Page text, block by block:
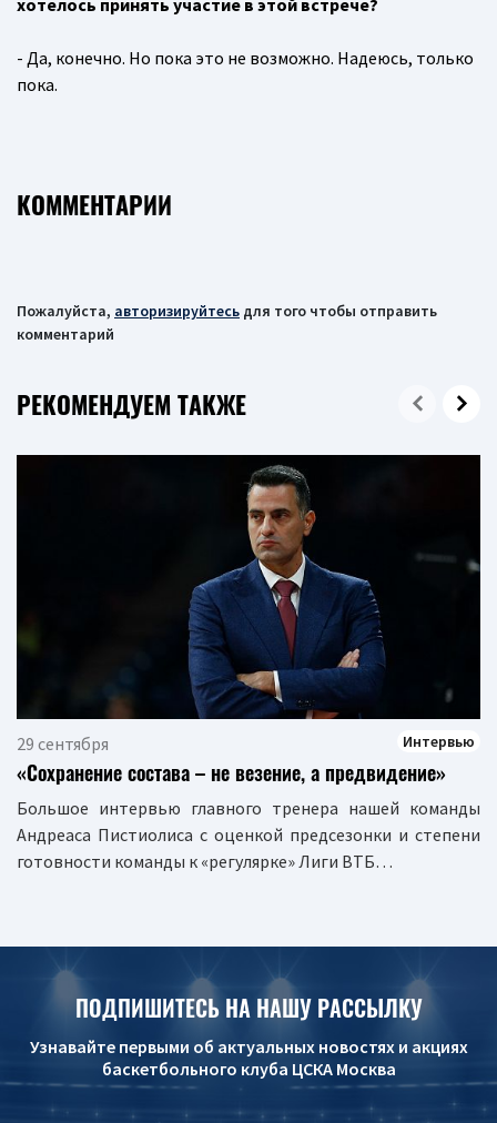
хотелось принять участие в этой встрече?
- Да, конечно. Но пока это не возможно. Надеюсь, только
пока.
КОММЕНТАРИИ
Пожалуйста, авторизируйтесь для того чтобы отправить
комментарий
РЕКОМЕНДУЕМ ТАКЖЕ
29 сентября Интервью
«Сохранение состава – не везение, а предвидение»
Большое интервью главного тренера нашей команды
Андреаса Пистиолиса с оценкой предсезонки и степени
готовности команды к «регулярке» Лиги ВТБ…
ПОДПИШИТЕСЬ НА НАШУ РАССЫЛКУ
Узнавайте первыми об актуальных новостях и акциях
баскетбольного клуба ЦСКА Москва